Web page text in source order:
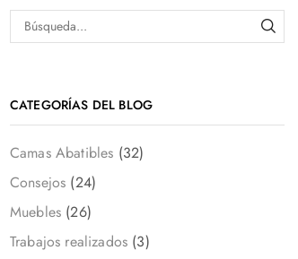
CATEGORÍAS DEL BLOG
Camas Abatibles (32)
Consejos (24)
Muebles (26)
Trabajos realizados (3)